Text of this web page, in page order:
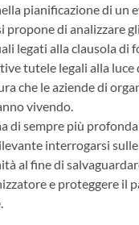
pianificazione di un
propone di analizzare
legati alla clausola di
tutele legali alla
che le aziende di
vivendo.
di sempre più
interrogarsi sulle
al fine di
e proteggere il